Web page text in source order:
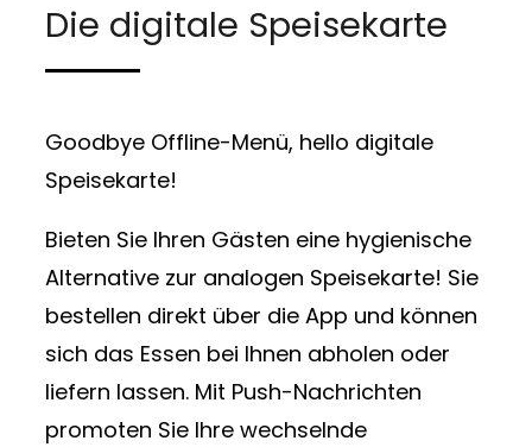
Die digitale Speisekarte
Goodbye Offline-Menü, hello digitale
Speisekarte!
Bieten Sie Ihren Gästen eine hygienische
Alternative zur analogen Speisekarte! Sie
bestellen direkt über die App und können
sich das Essen bei Ihnen abholen oder
liefern lassen. Mit Push-Nachrichten
promoten Sie Ihre wechselnde